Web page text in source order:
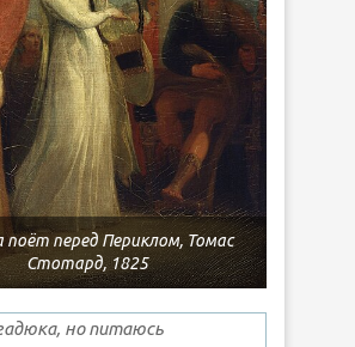
поёт перед Периклом, Томас
Стотард, 1825
но питаюсь